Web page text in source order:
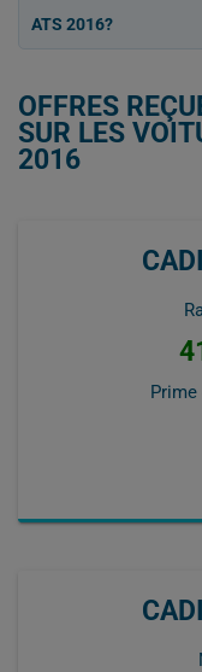
ATS 2016?
OFFRES
SUR LES
2016